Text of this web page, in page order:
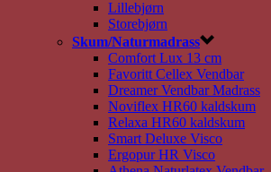
Lillebjørn
Storebjørn
Skum/Naturmadrass
Comfort Lux 13 cm
Favoritt Cellex Vendbar
Dreamer Vendbar Madrass
Noviflex HR60 kaldskum
Relaxa HR60 kaldskum
Smart Deluxe Visco
Ergopur HR Visco